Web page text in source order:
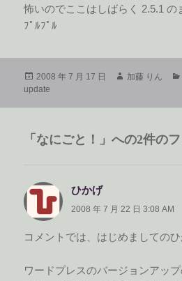
怖いのでここはしばらく 2.5.1 の
ﾌﾟﾙﾌﾟﾙ
投
稿
2008 年 7 月 17 日
作
加藤 りん
update
「なにごと！」への2件の
ひかげよ
り:
2008 年 7 月 22 日 3:08 AM
コメントでは、はじめましてのひ
ワードプレスのバージョンアッ